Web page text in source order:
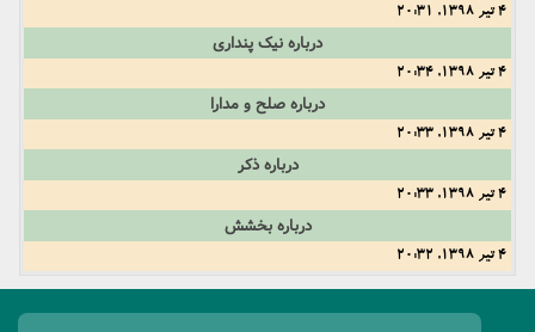
4 تیر 1398, 20:31
درباره نیک پنداری
4 تیر 1398, 20:34
درباره صلح و مدارا
4 تیر 1398, 20:33
درباره ذکر
4 تیر 1398, 20:33
درباره بخشش
4 تیر 1398, 20:32